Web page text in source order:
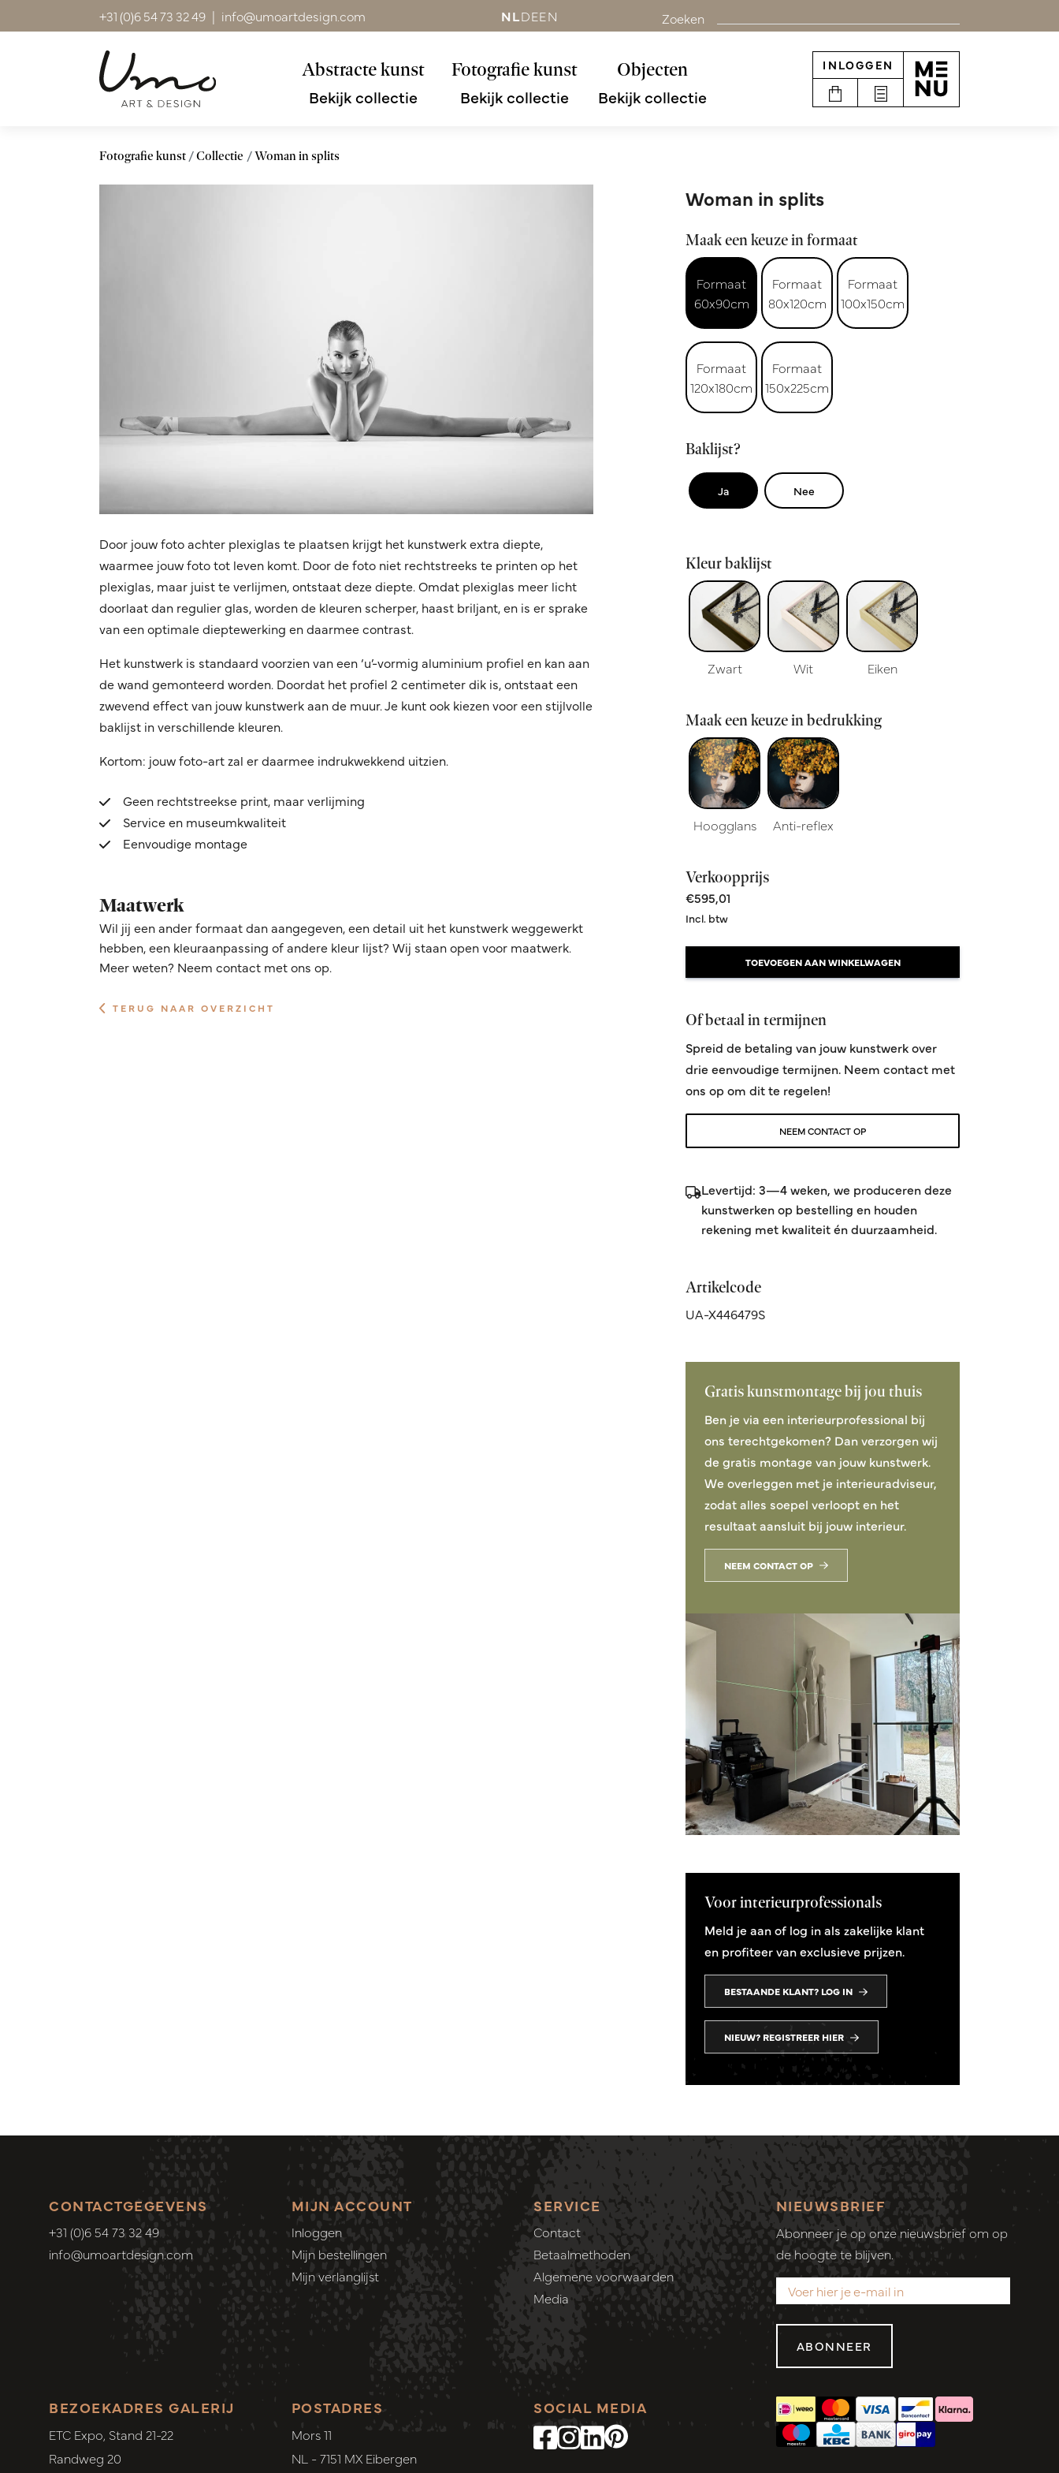
+31 (0)6 54 73 32 49 | info@umoartdesign.com NLDEEN Zoeken
Abstracte kunst
Bekijk collectie
Fotografie kunst
Bekijk collectie
Objecten
Bekijk collectie
INLOGGEN
Fotografie kunst Collectie Woman in splits
Door jouw foto achter plexiglas te plaatsen krijgt het kunstwerk extra diepte,
waarmee jouw foto tot leven komt. Door de foto niet rechtstreeks te printen op het
plexiglas, maar juist te verlijmen, ontstaat deze diepte. Omdat plexiglas meer licht
doorlaat dan regulier glas, worden de kleuren scherper, haast briljant, en is er sprake
van een optimale dieptewerking en daarmee contrast.
Het kunstwerk is standaard voorzien van een ‘u’-vormig aluminium profiel en kan aan
de wand gemonteerd worden. Doordat het profiel 2 centimeter dik is, ontstaat een
zwevend effect van jouw kunstwerk aan de muur. Je kunt ook kiezen voor een stijlvolle
baklijst in verschillende kleuren.
Kortom: jouw foto-art zal er daarmee indrukwekkend uitzien.
Geen rechtstreekse print, maar verlijming
Service en museumkwaliteit
Eenvoudige montage
Maatwerk
Wil jij een ander formaat dan aangegeven, een detail uit het kunstwerk weggewerkt
hebben, een kleuraanpassing of andere kleur lijst? Wij staan open voor maatwerk.
Meer weten? Neem contact met ons op.
TERUG NAAR OVERZICHT
Woman in splits
Maak een keuze in formaat
Formaat
60x90cm
Formaat
80x120cm
Formaat
100x150cm
Formaat
120x180cm
Formaat
150x225cm
Baklijst?
Ja Nee
Kleur baklijst
Zwart Wit Eiken
Maak een keuze in bedrukking
Hoogglans Anti-reflex
Verkoopprijs
€595,01
Incl. btw
TOEVOEGEN AAN WINKELWAGEN
Of betaal in termijnen
Spreid de betaling van jouw kunstwerk over
drie eenvoudige termijnen. Neem contact met
ons op om dit te regelen!
NEEM CONTACT OP
Levertijd: 3—4 weken, we produceren deze
kunstwerken op bestelling en houden
rekening met kwaliteit én duurzaamheid.
Artikelcode
UA-X446479S
Gratis kunstmontage bij jou thuis
Ben je via een interieurprofessional bij
ons terechtgekomen? Dan verzorgen wij
de gratis montage van jouw kunstwerk.
We overleggen met je interieuradviseur,
zodat alles soepel verloopt en het
resultaat aansluit bij jouw interieur.
NEEM CONTACT OP
Voor interieurprofessionals
Meld je aan of log in als zakelijke klant
en profiteer van exclusieve prijzen.
BESTAANDE KLANT? LOG IN
NIEUW? REGISTREER HIER
CONTACTGEGEVENS
+31 (0)6 54 73 32 49
info@umoartdesign.com
MIJN ACCOUNT
Inloggen
Mijn bestellingen
Mijn verlanglijst
SERVICE
Contact
Betaalmethoden
Algemene voorwaarden
Media
SOCIAL MEDIA
POSTADRES
Mors 11
NL - 7151 MX Eibergen
BEZOEKADRES GALERIJ
ETC Expo, Stand 21-22
Randweg 20
NIEUWSBRIEF
Abonneer je op onze nieuwsbrief om op
de hoogte te blijven.
ABONNEER